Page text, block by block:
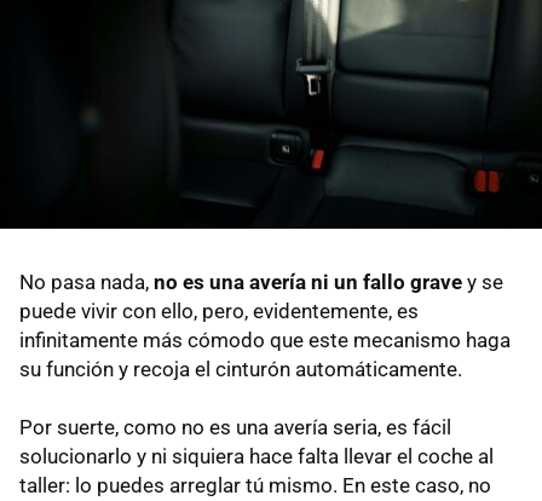
No pasa nada, no es una avería ni un fallo grave y se
puede vivir con ello, pero, evidentemente, es
infinitamente más cómodo que este mecanismo haga
su función y recoja el cinturón automáticamente.
Por suerte, como no es una avería seria, es fácil
solucionarlo y ni siquiera hace falta llevar el coche al
taller: lo puedes arreglar tú mismo. En este caso, no